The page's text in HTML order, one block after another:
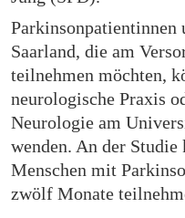
Parkinsonpatientinnen
Saarland, die am
teilnehmen möchten,
neurologische Praxis
Neurologie am
wenden. An der Studie
Menschen mit
zwölf Monate